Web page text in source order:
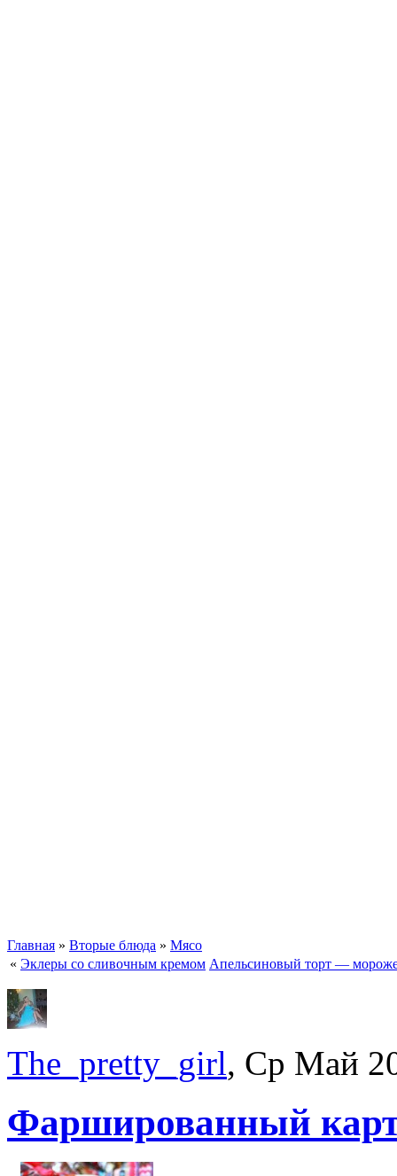
Главная » Вторые блюда » Мясо
« Эклеры со сливочным кремом Апельсиновый торт —
The_pretty_girl, Ср Май
Фаршированный